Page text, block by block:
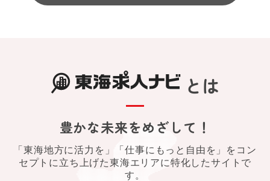
とは
豊かな未来をめざして！
「東海地方に活力を」「仕事にもっと自由を」をコン
セプトに立ち上げた東海エリアに特化したサイトで
す。